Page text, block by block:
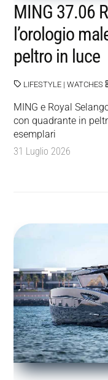
MING 37.06
l’orologio
peltro in luce
LIFESTYLE |WATCHES
MING e Royal
con quadrante in
esemplari
31 Luglio 2026